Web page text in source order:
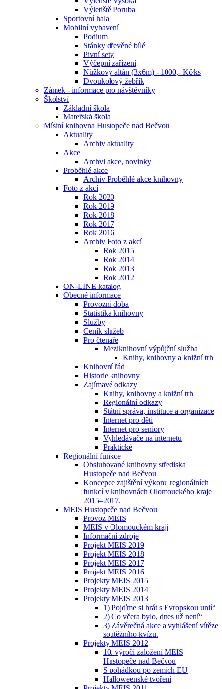
Výletiště Poruba
Sportovní hala
Mobilní vybavení
Podium
Stánky dřevěné bílé
Pivní sety
Výčepní zařízení
Nůžkový altán (3x6m) - 1000,- Kč⁄ks
Dvoukolový žebřík
Zámek - informace pro návštěvníky
Školství
Základní škola
Mateřská škola
Místní knihovna Hustopeče nad Bečvou
Aktuality
Archiv aktuality
Akce
Archvi akce, novinky
Proběhlé akce
Archiv Proběhlé akce knihovny
Foto z akcí
Rok 2020
Rok 2019
Rok 2018
Rok 2017
Rok 2016
Archiv Foto z akcí
Rok 2015
Rok 2014
Rok 2013
Rok 2012
ON-LINE katalog
Obecné informace
Provozní doba
Statistika knihovny
Služby
Ceník služeb
Pro čtenáře
Meziknihovní výpůjční služba
Knihy, knihovny a knižní trh
Knihovní řád
Historie knihovny
Zajímavé odkazy
Knihy, knihovny a knižní trh
Regionální odkazy
Státní správa, instituce a organizace
Internet pro děti
Internet pro seniory
Vyhledávače na internetu
Praktické
Regionální funkce
Obsluhované knihovny střediska
Hustopeče nad Bečvou
Koncepce zajištění výkonu regionálních
funkcí v knihovnách Olomouckého kraje
2015–2017.
MEIS Hustopeče nad Bečvou
Provoz MEIS
MEIS v Olomouckém kraji
Informační zdroje
Projekt MEIS 2019
Projekt MEIS 2018
Projekt MEIS 2017
Projekt MEIS 2016
Projekty MEIS 2015
Projekty MEIS 2014
Projekty MEIS 2013
1) Pojďme si hrát s Evropskou unií“
2) Co včera bylo, dnes už není“
3) Závěrečná akce a vyhlášení vítěze
soutěžního kvízu.
Projekty MEIS 2012
10. výročí založení MEIS
Hustopeče nad Bečvou
S pohádkou po zemích EU
Halloweenské tvoření